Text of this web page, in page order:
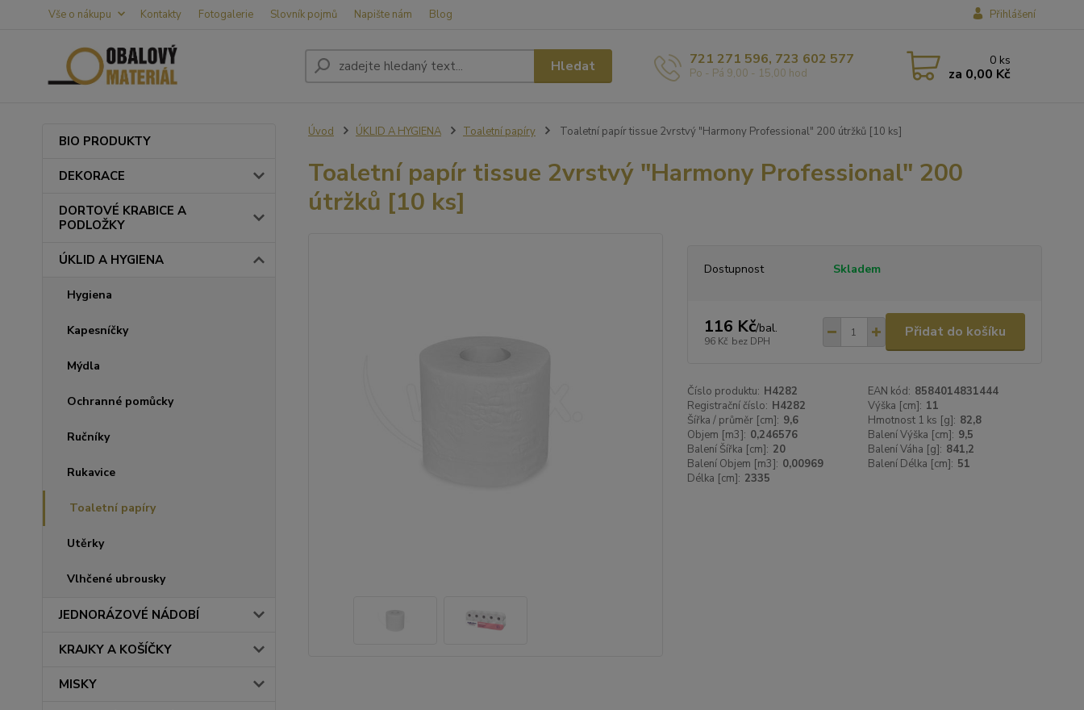
Vše o nákupu Kontakty Fotogalerie Slovník pojmů Napište nám Blog Přihlášení
Hledat 721 271 596, 723 602 577
Po - Pá 9,00 - 15,00 hod
0 ks
za 0,00 Kč
BIO PRODUKTY
DEKORACE
DORTOVÉ KRABICE A
PODLOŽKY
ÚKLID A HYGIENA
Hygiena
Kapesníčky
Mýdla
Ochranné pomůcky
Ručníky
Rukavice
Toaletní papíry
Utěrky
Vlhčené ubrousky
JEDNORÁZOVÉ NÁDOBÍ
KRAJKY A KOŠÍČKY
MISKY
Úvod ÚKLID A HYGIENA Toaletní papíry Toaletní papír tissue 2vrstvý "Harmony Professional" 200 útržků [10 ks]
Toaletní papír tissue 2vrstvý "Harmony Professional" 200
útržků [10 ks]
Dostupnost Skladem
116 Kč/bal.
96 Kč bez DPH
Přidat do košíku
Číslo produktu: H4282 EAN kód: 8584014831444
Registrační číslo: H4282 Výška [cm]: 11
Šířka / průměr [cm]: 9,6 Hmotnost 1 ks [g]: 82,8
Objem [m3]: 0,246576 Balení Výška [cm]: 9,5
Balení Šířka [cm]: 20 Balení Váha [g]: 841,2
Balení Objem [m3]: 0,00969 Balení Délka [cm]: 51
Délka [cm]: 2335